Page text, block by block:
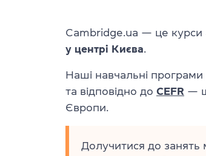
Cambridge.ua — це курси
у центрі Києва.
Наші навчальні
та відповідно до CEFR —
Європи.
Долучитися до занять